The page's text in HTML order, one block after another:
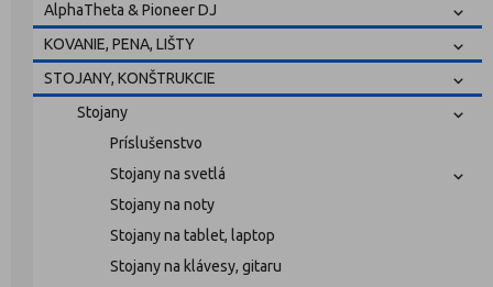
AlphaTheta & Pioneer DJ
KOVANIE, PENA, LIŠTY
STOJANY, KONŠTRUKCIE
Stojany
Príslušenstvo
Stojany na svetlá
Stojany na noty
Stojany na tablet, laptop
Stojany na klávesy, gitaru